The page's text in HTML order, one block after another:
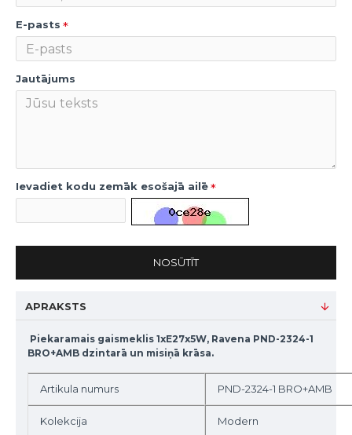
E-pasts
Jautājums
Ievadiet kodu zemāk esošajā ailē
NOSŪTĪT
APRAKSTS
Piekaramais gaismeklis 1xE27x5W, Ravena PND-2324-1
BRO+AMB dzintarā un misiņā krāsa.
Artikula numurs PND-2324-1 BRO+AMB
Kolekcija Modern